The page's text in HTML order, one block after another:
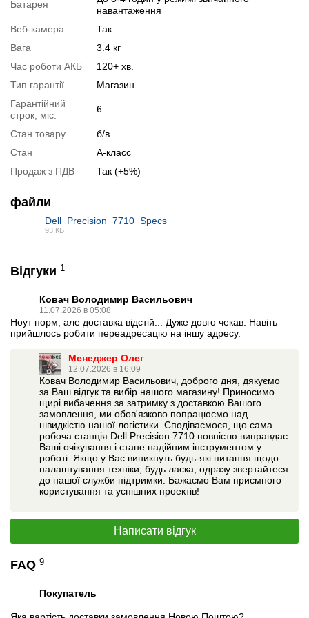
📧
Запит оптової ціни
Слідкувати в Instagram
Слідкувати на Facebook
Батарея
навантаження
Веб-камера
Так
Вага
3.4 кг
Час роботи АКБ
120+ хв.
Тип гарантії
Магазин
Гарантійний
строк, міс.
6
Стан товару
б/в
Стан
А-класс
Продаж з ПДВ
Так (+5%)
файли
Dell_Precision_7710_Specs
93 КБ
Відгуки 1
Ковач Володимир Васильович
11.07.2026 в 05:08
Ноут норм, але доставка відстій... Дуже довго чекав. Навіть
прийшлось робити переадресацію на іншу адресу.
Менеджер Олег
12.07.2026 в 16:09
Ковач Володимир Васильович, доброго дня, дякуємо
за Ваш відгук та вибір нашого магазину! Приносимо
щирі вибачення за затримку з доставкою Вашого
замовлення, ми обов'язково попрацюємо над
швидкістю нашої логістики. Сподіваємося, що сама
робоча станція Dell Precision 7710 повністю виправдає
Ваші очікування і стане надійним інструментом у
роботі. Якщо у Вас виникнуть будь-які питання щодо
налаштування техніки, будь ласка, одразу звертайтеся
до нашої служби підтримки. Бажаємо Вам приємного
користування та успішних проектів!
Написати відгук
FAQ 9
Покупатель